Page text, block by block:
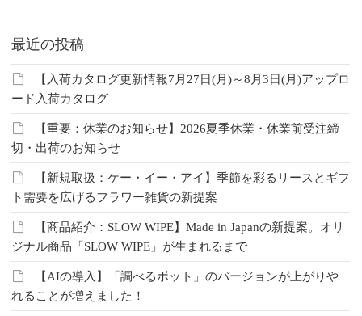
最近の投稿
【入荷カタログ更新情報7月27日(月)～8月3日(月)アップロ
ード入荷カタログ
【重要：休業のお知らせ】2026夏季休業・休業前受注締
切・出荷のお知らせ
【新規取扱：ケー・イー・アイ】季節を彩るリースとギフ
ト需要を広げるフラワー雑貨の新提案
【商品紹介：SLOW WIPE】Made in Japanの新提案。オリ
ジナル商品「SLOW WIPE」が生まれるまで
【AIの導入】「調べるボット」のバージョンが上がりや
れることが増えました！